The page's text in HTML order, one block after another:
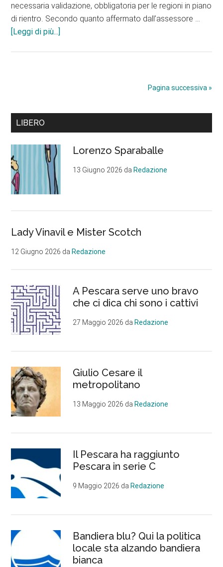
necessaria validazione, obbligatoria per le regioni in piano
di rientro. Secondo quanto affermato dall’assessore …
[Leggi di più...]
sempre:
in
manca
livello
Pagina successiva »
Barra
primaria
LIBERO
Lorenzo Sparaballe
13 Giugno 2026 daRedazione
Lady Vinavil e Mister Scotch
12 Giugno 2026 daRedazione
A Pescara serve uno bravo
che ci dica chi sono i cattivi
27 Maggio 2026 daRedazione
Giulio Cesare il
metropolitano
13 Maggio 2026 daRedazione
Il Pescara ha raggiunto
Pescara in serie C
9 Maggio 2026 daRedazione
Bandiera blu? Qui la politica
locale sta alzando bandiera
bianca